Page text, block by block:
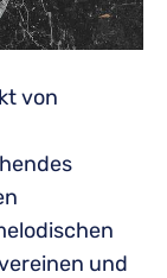
von
und